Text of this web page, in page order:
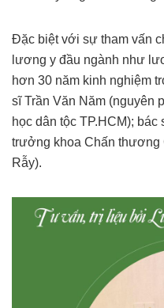
Đặc biệt với sự tham vấn
lương y đầu ngành như
hơn 30 năm kinh nghiệm
sĩ Trần Văn Năm (nguyên
học dân tộc TP.HCM);
trưởng khoa Chấn thương
Rẫy).